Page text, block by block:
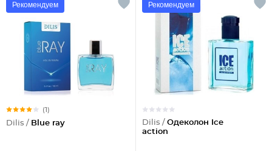
Рекомендуем
(1)
Dilis / Blue ray
Рекомендуем
Dilis / Одеколон Ice
action